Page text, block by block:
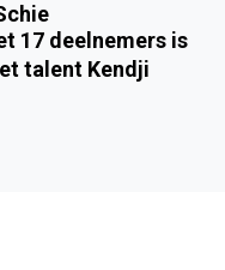
17 deelnemers is
talent Kendji